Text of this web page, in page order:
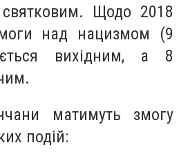
Щодо 2018
над нацизмом (9
вихідним, а 8
матимуть змогу
подій: